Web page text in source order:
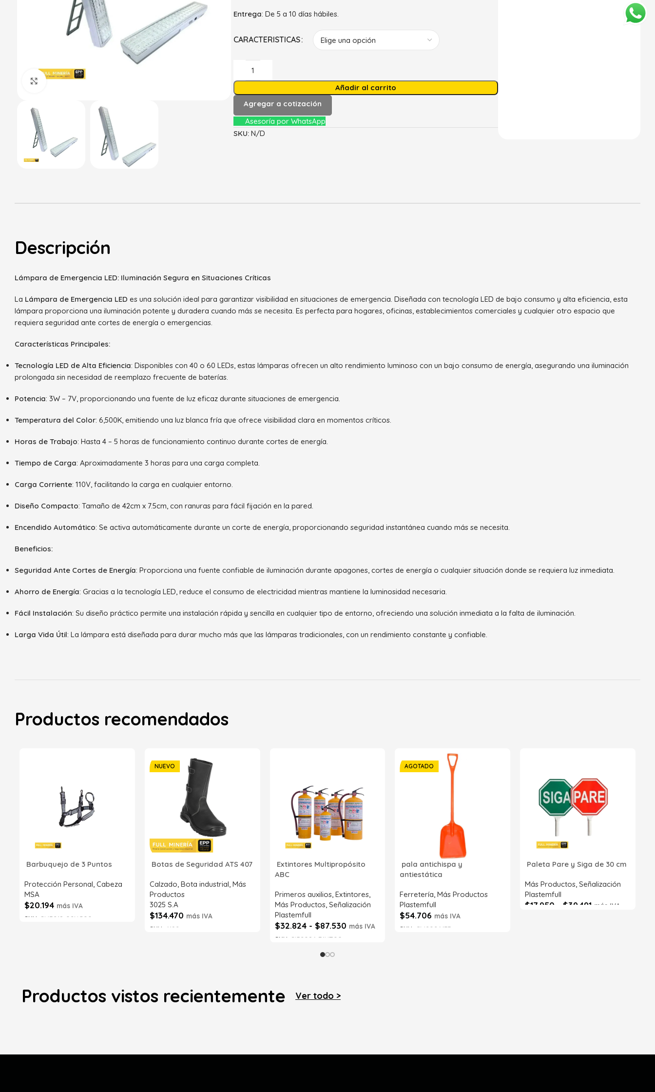
Haga Click para agrandar
Entrega: De 5 a 10 días hábiles.
CARACTERISTICAS
Añadir al carrito
Agregar a cotización
Asesoría por WhatsApp
SKU:N/D
Descripción
Lámpara de Emergencia LED: Iluminación Segura en Situaciones Críticas
La Lámpara de Emergencia LED es una solución ideal para garantizar visibilidad en situaciones de emergencia. Diseñada con tecnología LED de bajo consumo y alta eficiencia, esta
lámpara proporciona una iluminación potente y duradera cuando más se necesita. Es perfecta para hogares, oficinas, establecimientos comerciales y cualquier otro espacio que
requiera seguridad ante cortes de energía o emergencias.
Características Principales:
Tecnología LED de Alta Eficiencia: Disponibles con 40 o 60 LEDs, estas lámparas ofrecen un alto rendimiento luminoso con un bajo consumo de energía, asegurando una iluminación
prolongada sin necesidad de reemplazo frecuente de baterías.
Potencia: 3W – 7V, proporcionando una fuente de luz eficaz durante situaciones de emergencia.
Temperatura del Color: 6,500K, emitiendo una luz blanca fría que ofrece visibilidad clara en momentos críticos.
Horas de Trabajo: Hasta 4 – 5 horas de funcionamiento continuo durante cortes de energía.
Tiempo de Carga: Aproximadamente 3 horas para una carga completa.
Carga Corriente: 110V, facilitando la carga en cualquier entorno.
Diseño Compacto: Tamaño de 42cm x 7.5cm, con ranuras para fácil fijación en la pared.
Encendido Automático: Se activa automáticamente durante un corte de energía, proporcionando seguridad instantánea cuando más se necesita.
Beneficios:
Seguridad Ante Cortes de Energía: Proporciona una fuente confiable de iluminación durante apagones, cortes de energía o cualquier situación donde se requiera luz inmediata.
Ahorro de Energía: Gracias a la tecnología LED, reduce el consumo de electricidad mientras mantiene la luminosidad necesaria.
Fácil Instalación: Su diseño práctico permite una instalación rápida y sencilla en cualquier tipo de entorno, ofreciendo una solución inmediata a la falta de iluminación.
Larga Vida Útil: La lámpara está diseñada para durar mucho más que las lámparas tradicionales, con un rendimiento constante y confiable.
Productos recomendados
Barbuquejo de 3 Puntos
Protección Personal, Cabeza
MSA
$20.194 más IVA
SKU: SI43218-02NG00
NUEVO
Botas de Seguridad ATS 407
Calzado, Bota industrial, Más
Productos
3025 S.A
$134.470 más IVA
SKU:
6192
Extintores Multipropósito
ABC
Primeros auxilios, Extintores,
Más Productos, Señalización
Plastemfull
$32.824 - $87.530 más IVA
SKU: SI52086-71NT00
Seleccionar opciones
AGOTADO
pala antichispa y
antiestática
Ferretería,Más Productos
Plastemfull
$54.706 más IVA
SKU:
CM2026633
Paleta Pare y Siga de 30 cm
Más Productos,Señalización
Plastemfull
$17.950 $39.491 más IVA
Productos vistos recientemente Ver todo >